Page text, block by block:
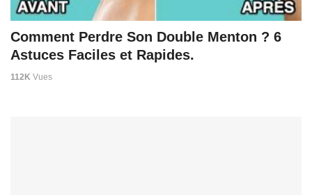
Comment Perdre Son Double Menton ? 6
Astuces Faciles et Rapides.
112K Vues